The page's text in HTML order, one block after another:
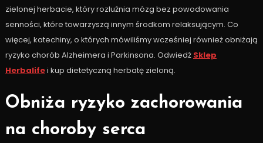
zielonej herbacie, który rozluźnia mózg bez powodowania
senności, które towarzyszą innym środkom relaksującym. Co
więcej, katechiny, o których mówiliśmy wcześniej również obniżają
ryzyko chorób Alzheimera i Parkinsona. Odwiedź Sklep
Herbalifei kup dietetyczną herbatę zieloną.
Obniża ryzyko zachorowania
na choroby serca